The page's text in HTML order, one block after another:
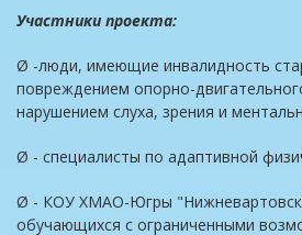
Участники проекта:
Ø -люди, имеющие инвалидность
повреждением опорно-
нарушением слуха, зрения и
Ø - специалисты по адаптивной
Ø - КОУ ХМАО-Югры
обучающихся с ограниченными